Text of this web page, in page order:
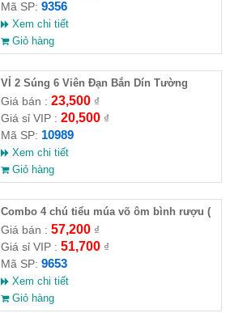
Mã SP: 9356
Xem chi tiết
Giỏ hàng
VỈ 2 Súng 6 Viên Đạn Bắn Dín Tường
Giá bán : 23,500₫
Giá sỉ VIP : 20,500₫
Mã SP: 10989
Xem chi tiết
Giỏ hàng
Combo 4 chú tiểu múa võ ôm bình rượu (
HĐ )
Giá bán : 57,200₫
Giá sỉ VIP : 51,700₫
Mã SP: 9653
Xem chi tiết
Giỏ hàng